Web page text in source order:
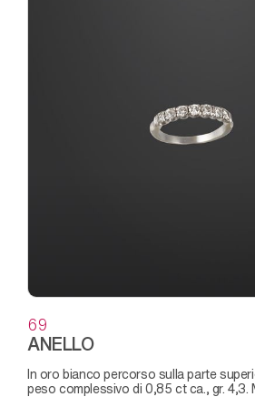
69
ANELLO
in oro bianco percorso sulla parte superiore da brillanti del
peso complessivo di 0,85 ct ca., gr. 4,3.